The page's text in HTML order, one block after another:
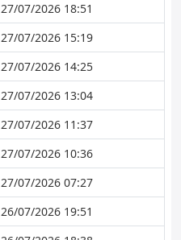
27/07/2026 18:51
27/07/2026 15:19
27/07/2026 14:25
27/07/2026 13:04
27/07/2026 11:37
27/07/2026 10:36
27/07/2026 07:27
26/07/2026 19:51